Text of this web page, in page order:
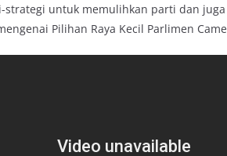
strategi untuk memulihkan parti dan
Pilihan Raya Kecil Parlimen